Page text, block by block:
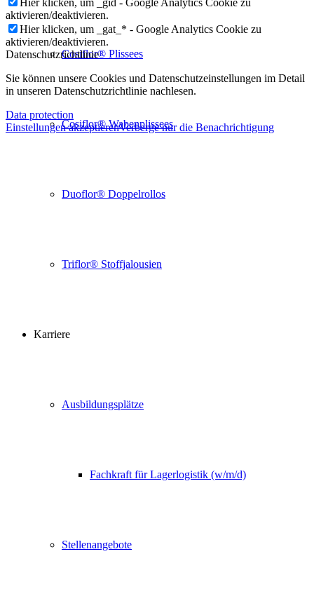
Cosiflor® Plissees
Cosiflor® Wabenplissees
Duoflor® Doppelrollos
Triflor® Stoffjalousien
Karriere
Ausbildungsplätze
Fachkraft für Lagerlogistik (w/m/d)
Stellenangebote
Hier klicken, um _gid - Google Analytics Cookie zu
aktivieren/deaktivieren.
Hier klicken, um _gat_* - Google Analytics Cookie zu
aktivieren/deaktivieren.
Datenschutzrichtlinie
Sie können unsere Cookies und Datenschutzeinstellungen im Detail
in unseren Datenschutzrichtlinie nachlesen.
Data protection
Einstellungen akzeptierenVerberge nur die Benachrichtigung